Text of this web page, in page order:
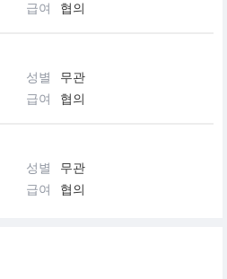
급여 협의
성별
무관
급여 협의
성별
무관
급여 협의